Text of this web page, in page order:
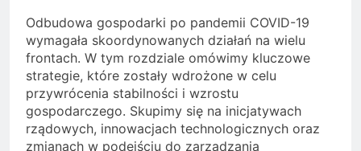
Odbudowa gospodarki po pandemii COVID-19
wymagała skoordynowanych działań na wielu
frontach. W tym rozdziale omówimy kluczowe
strategie, które zostały wdrożone w celu
przywrócenia stabilności i wzrostu
gospodarczego. Skupimy się na inicjatywach
rządowych, innowacjach technologicznych oraz
zmianach w podejściu do zarządzania